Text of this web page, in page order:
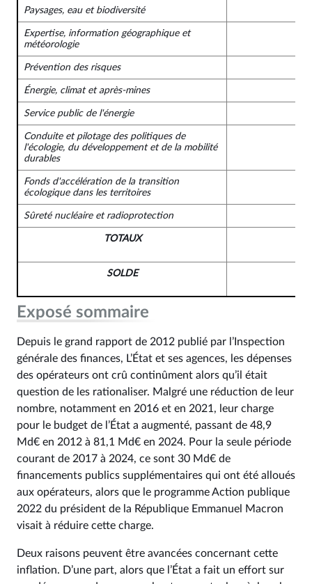
Paysages, eau et biodiversité
Expertise, information géographique et
météorologie
Prévention des risques
Énergie, climat et après-mines
Service public de l'énergie
Conduite et pilotage des politiques de
l'écologie, du développement et de la mobilité
durables
Fonds d'accélération de la transition
écologique dans les territoires
Sûreté nucléaire et radioprotection
TOTAUX
SOLDE
Exposé sommaire
Depuis le grand rapport de 2012 publié par l’Inspection
générale des finances, L’État et ses agences, les dépenses
des opérateurs ont crû continûment alors qu’il était
question de les rationaliser. Malgré une réduction de leur
nombre, notamment en 2016 et en 2021, leur charge
pour le budget de l’État a augmenté, passant de 48,9
Md€ en 2012 à 81,1 Md€ en 2024. Pour la seule période
courant de 2017 à 2024, ce sont 30 Md€ de
financements publics supplémentaires qui ont été alloués
aux opérateurs, alors que le programme Action publique
2022 du président de la République Emmanuel Macron
visait à réduire cette charge.
Deux raisons peuvent être avancées concernant cette
inflation. D’une part, alors que l’État a fait un effort sur